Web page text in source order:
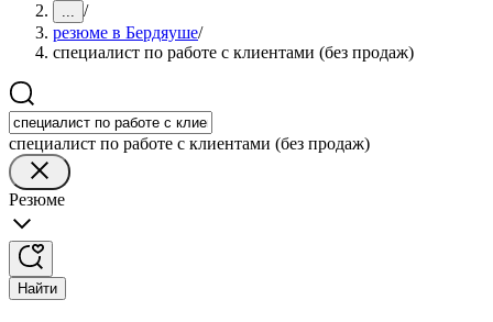
... /
резюме в Бердяуше/
специалист по работе с клиентами (без продаж)
специалист по работе с клиентами (без продаж)
Резюме
Найти